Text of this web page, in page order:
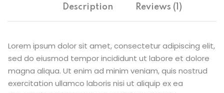
Description Reviews (1)
Lorem ipsum dolor sit amet, consectetur adipiscing elit,
sed do eiusmod tempor incididunt ut labore et dolore
magna aliqua. Ut enim ad minim veniam, quis nostrud
exercitation ullamco laboris nisi ut aliquip ex ea